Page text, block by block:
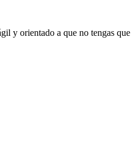
y orientado a que no tengas